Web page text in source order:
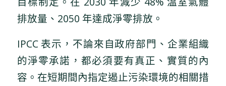
排放量、2050 年達成淨零排放。
IPCC 表示，不論來自政府部門、企業組織
的淨零承諾，都必須要有真正、實質的內
容。在短期間內指定遏止污染環境的相關措